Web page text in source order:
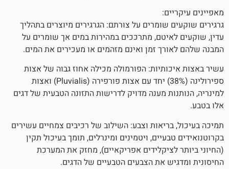
שומרים על צורתם: הגרגירים מיוצרים בתהליך
מתרככים במהירות במים אך שומרים על
זמן ואינם מזהמים או מעכירים את המים.
הפורמולה מכילה אחוז גבוה של אצות
ספירולינה (38%) יחד עם אצות פורפירה (Pluvialis) ואצות
מענה מדויק לדרישות התזונה הטבעית של דגים
וצבע: השילוב של רכיבים צמחיים עשירים
ויטמינים ומינרלים, תומך בעיכול תקין
אפריקאיים), מחזק את המערכת
את הצבעים הטבעיים של הדגים.